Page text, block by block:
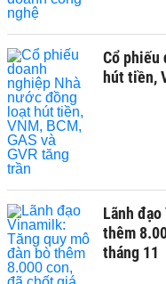
Cổ phiếu
hút tiền,
Lãnh
thêm
tháng 11